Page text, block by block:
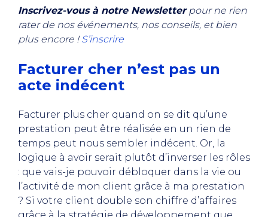
Inscrivez-vous à notre Newsletterpour ne rien
rater de nos événements, nos conseils, et bien
plus encore !S’inscrire
Facturer cher n’est pas un
acte indécent
Facturer plus cher quand on se dit qu’une
prestation peut être réalisée en un rien de
temps peut nous sembler indécent. Or, la
logique à avoir serait plutôt d’inverser les rôles
: que vais-je pouvoir débloquer dans la vie ou
l’activité de mon client grâce à ma prestation
? Si votre client double son chiffre d’affaires